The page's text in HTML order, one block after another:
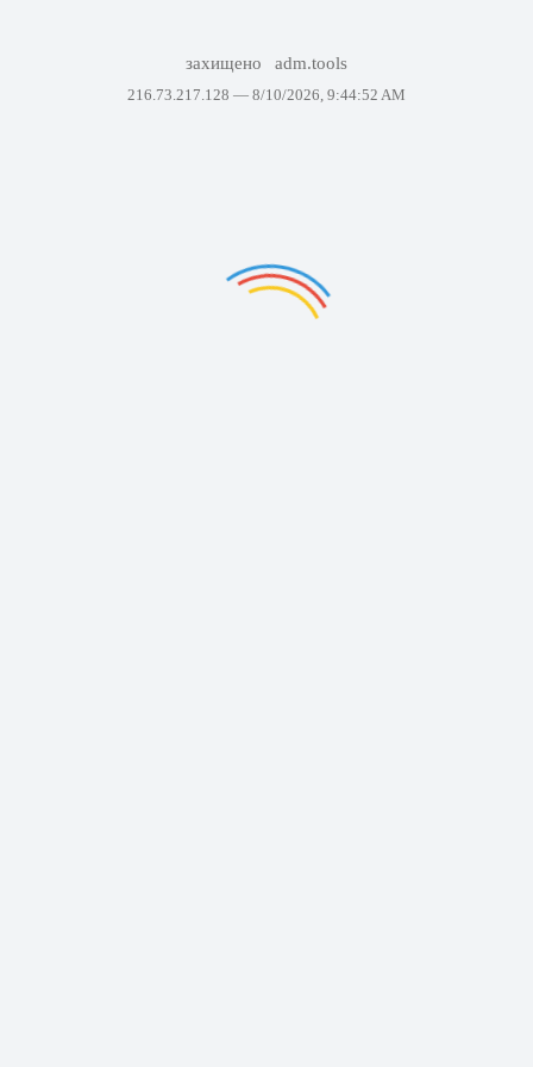
захищено adm.tools
216.73.217.128 — 8/10/2026, 9:44:52 AM